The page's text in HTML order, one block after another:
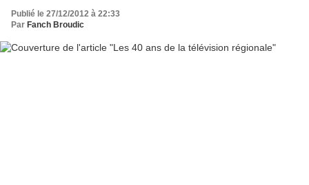
Publié le 27/12/2012 à 22:33
Par Fanch Broudic